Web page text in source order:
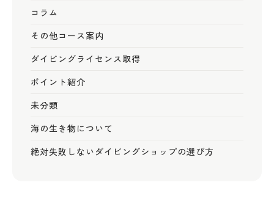
コラム
その他コース案内
ダイビングライセンス取得
ポイント紹介
未分類
海の生き物について
絶対失敗しないダイビングショップの選び方